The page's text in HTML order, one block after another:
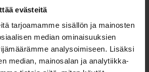
evästeitä
tarjoamamme sisällön ja mainosten
median ominaisuuksien
analysoimiseen. Lisäksi
median, mainosalan ja analytiikka-
Automerkit